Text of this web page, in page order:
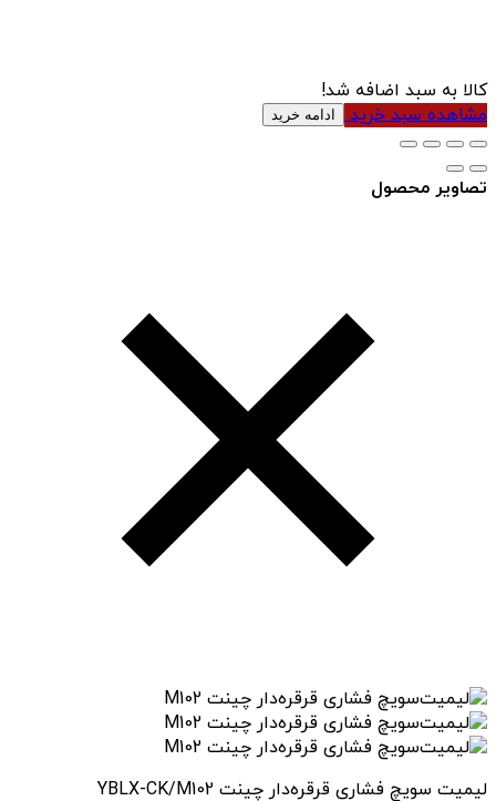
کالا به سبد اضافه شد!
مشاهده سبد خرید
ادامه خرید
تصاویر محصول
لیمیت سویچ فشاری قرقره‌دار چینت YBLX-CK/M102